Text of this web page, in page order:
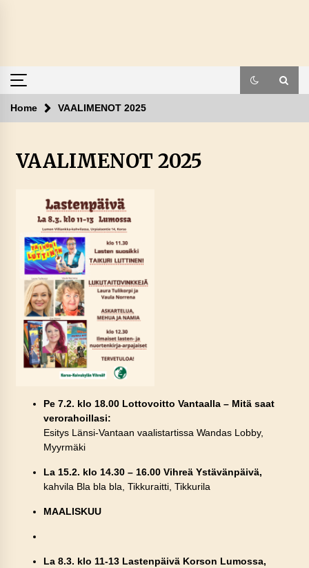
Home VAALIMENOT 2025
VAALIMENOT 2025
Pe 7.2. klo 18.00 Lottovoitto Vantaalla – Mitä saat
verorahoillasi:
Esitys Länsi-Vantaan vaalistartissa Wandas Lobby,
Myyrmäki
La 15.2. klo 14.30 – 16.00 Vihreä Ystävänpäivä,
kahvila Bla bla bla, Tikkuraitti, Tikkurila
MAALISKUU
La 8.3. klo 11-13 Lastenpäivä Korson Lumossa,